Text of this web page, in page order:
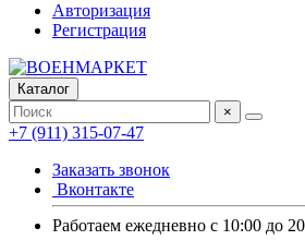
Авторизация
Регистрация
Каталог
×
+7 (911) 315-07-47
Заказать звонок
Вконтакте
Работаем ежедневно с 10:00 до